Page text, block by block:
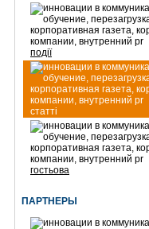
події
статті
гостьова
ПАРТНЕРЫ